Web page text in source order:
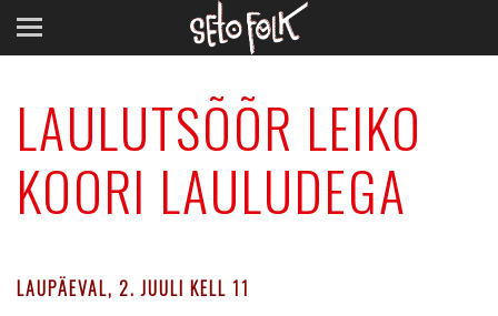
LAULUTSÕÕR LEIKO
KOORI LAULUDEGA
LAUPÄEVAL, 2. JUULI KELL 11